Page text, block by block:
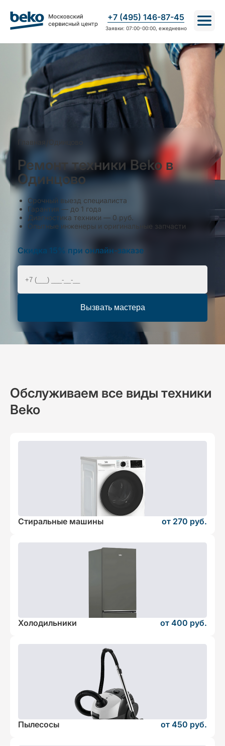
+7 (495) 146-87-45
Заявки: 07:00-00:00, ежедневно
Главная
Ремонт техники Beko в
Одинцово
Срочный выезд специалиста
Гарантия — до 1 года
Диагностика техники — 0 руб.
Опытные инженеры и оригинальные запчасти
Скидка 15% при онлайн-заказе
Вызвать мастера
Обслуживаем все виды техники
Beko
Стиральные машины от 270 руб.
Холодильники от 400 руб.
Пылесосы от 450 руб.